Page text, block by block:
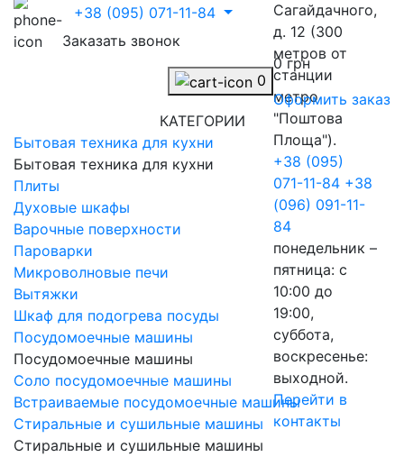
Сагайдачного,
д. 12 (300
метров от
станции
метро
"Поштова
Площа").
+38 (095)
071-11-84 +38
(096) 091-11-
84
понедельник –
пятница: с
10:00 до
19:00,
суббота,
воскресенье:
выходной.
Перейти в
контакты
+38 (095) 071-11-84
Заказать звонок
0
0 грн
Оформить заказ
КАТЕГОРИИ
Бытовая техника для кухни
Бытовая техника для кухни
Плиты
Духовые шкафы
Варочные поверхности
Пароварки
Микроволновые печи
Вытяжки
Шкаф для подогрева посуды
Посудомоечные машины
Посудомоечные машины
Соло посудомоечные машины
Встраиваемые посудомоечные машины
Стиральные и сушильные машины
Стиральные и сушильные машины